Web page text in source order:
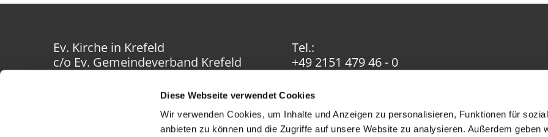
Diese Webseite verwendet Cookies
Wir verwenden Cookies, um Inhalte und Anzeigen zu personalisieren, Funktionen für
anbieten zu können und die Zugriffe auf unsere Website zu analysieren. Außerdem geben
Ev. Kirche in Krefeld
c/o Ev. Gemeindeverband Krefeld
Tel.:
+49 2151 479 46 - 0
info@ev-in-krefeld.de